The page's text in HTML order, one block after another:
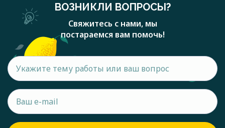
ВОЗНИКЛИ ВОПРОСЫ?
Свяжитесь с нами, мы
постараемся вам помочь!